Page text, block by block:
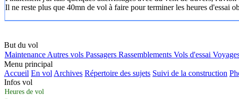
Il ne reste plus que 40mn de vol à faire pour terminer les heures d'essai
But du vol
Maintenance Autres vols Passagers Rassemblements Vols d'essai
Menu principal
Accueil En vol Archives Répertoire des sujets Suivi de la construction
Infos vol
Heures de vol